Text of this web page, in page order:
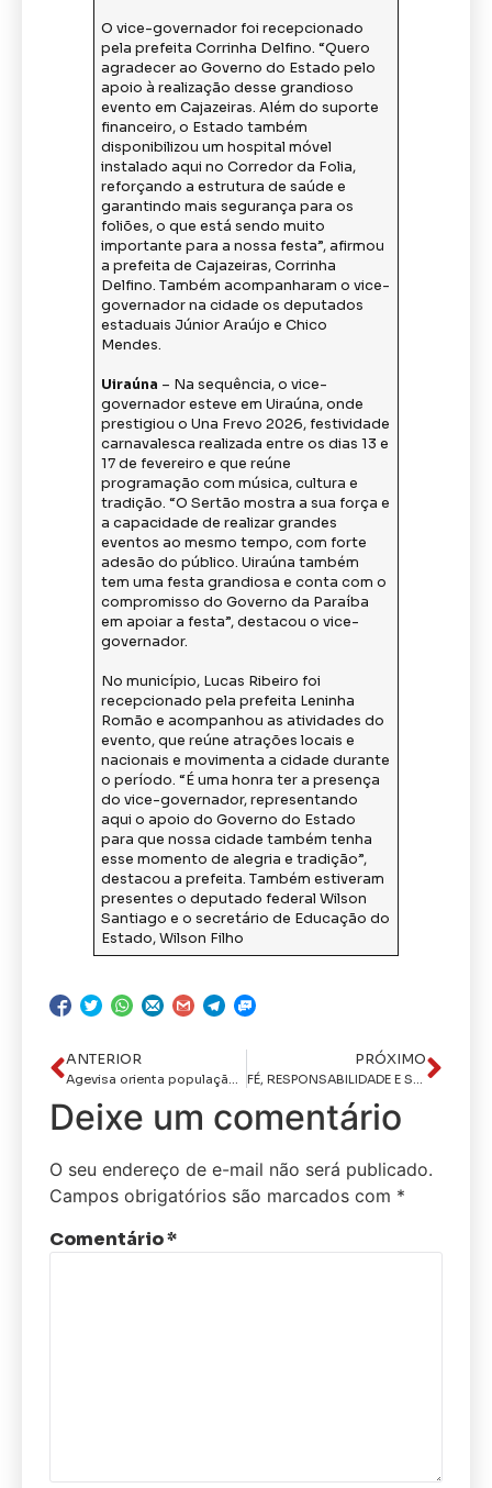
O vice-governador foi recepcionado
pela prefeita Corrinha Delfino. “Quero
agradecer ao Governo do Estado pelo
apoio à realização desse grandioso
evento em Cajazeiras. Além do suporte
financeiro, o Estado também
disponibilizou um hospital móvel
instalado aqui no Corredor da Folia,
reforçando a estrutura de saúde e
garantindo mais segurança para os
foliões, o que está sendo muito
importante para a nossa festa”, afirmou
a prefeita de Cajazeiras, Corrinha
Delfino. Também acompanharam o vice-
governador na cidade os deputados
estaduais Júnior Araújo e Chico
Mendes.
Uiraúna – Na sequência, o vice-
governador esteve em Uiraúna, onde
prestigiou o Una Frevo 2026, festividade
carnavalesca realizada entre os dias 13 e
17 de fevereiro e que reúne
programação com música, cultura e
tradição. “O Sertão mostra a sua força e
a capacidade de realizar grandes
eventos ao mesmo tempo, com forte
adesão do público. Uiraúna também
tem uma festa grandiosa e conta com o
compromisso do Governo da Paraíba
em apoiar a festa”, destacou o vice-
governador.
No município, Lucas Ribeiro foi
recepcionado pela prefeita Leninha
Romão e acompanhou as atividades do
evento, que reúne atrações locais e
nacionais e movimenta a cidade durante
o período. “É uma honra ter a presença
do vice-governador, representando
aqui o apoio do Governo do Estado
para que nossa cidade também tenha
esse momento de alegria e tradição”,
destacou a prefeita. Também estiveram
presentes o deputado federal Wilson
Santiago e o secretário de Educação do
Estado, Wilson Filho
ANTERIOR
Agevisa orienta população sobre os cuidados com a alimentação e a saúde no período carnavalesco
PRÓXIMO
FÉ, RESPONSABILIDADE E SEGURANÇA: NÃO SE TERCEIRIZA A EDUCAÇÃO DOS FILHOS
Deixe um comentário
O seu endereço de e-mail não será publicado.
Campos obrigatórios são marcados com *
Comentário*